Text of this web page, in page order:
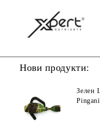
Нови продукти:
Зелен